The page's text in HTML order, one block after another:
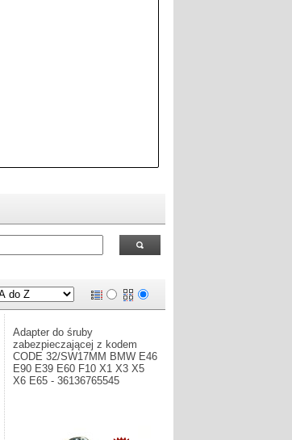
Adapter do śruby
zabezpieczającej z kodem
CODE 32/SW17MM BMW E46
E90 E39 E60 F10 X1 X3 X5
X6 E65 - 36136765545